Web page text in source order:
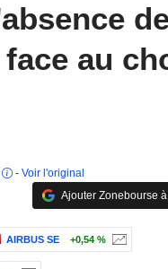
au
- Voir l'original
Ajouter Zonebourse
AIRBUS SE +0,54 %